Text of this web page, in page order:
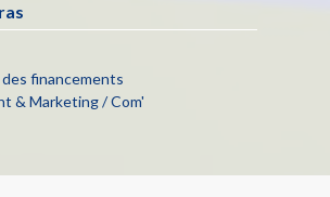
financements
& Marketing / Com'